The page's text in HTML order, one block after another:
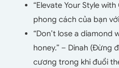
“Elevate Your Style
phong cách của bạn
“Don’t lose a diamond
honey.” – Dinah (Đừng
cương trong khi đuổi